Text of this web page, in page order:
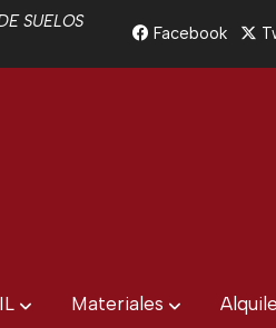
SUELOS
Facebook
Materiales